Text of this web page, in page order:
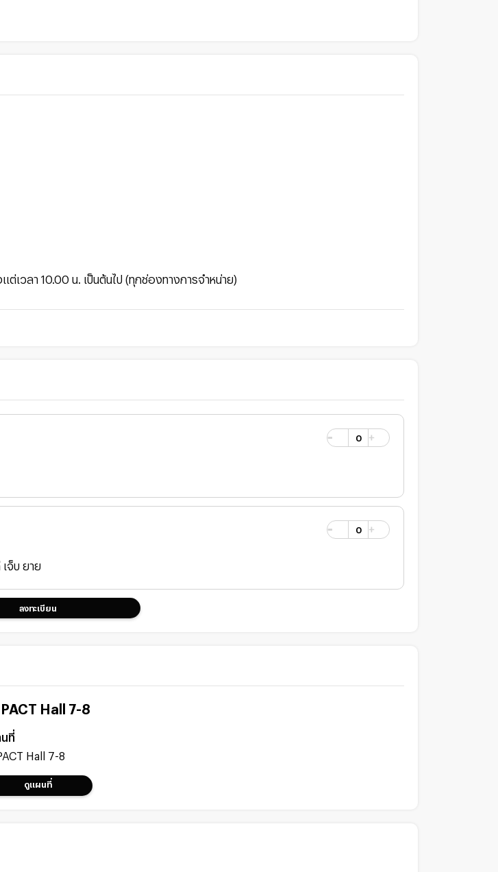
เวลา 10.00 น. เป็นต้นไป (ทุกช่องทางการจำหน่าย)
0
0
จ็บ ยาย
ลงทะเบียน
Hall 7-8
ที่
Hall 7-8
ดูแผนที่